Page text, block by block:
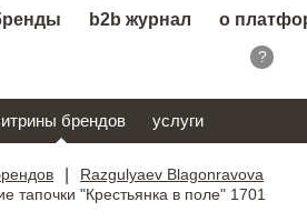
b2b журнал о
?
брендов услуги
Razgulyaev Blagonravova
тапочки "Крестьянка в поле" 1701